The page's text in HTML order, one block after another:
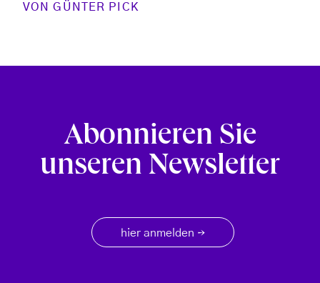
VONGÜNTER PICK
Abonnieren Sie
unseren Newsletter
hier anmelden →